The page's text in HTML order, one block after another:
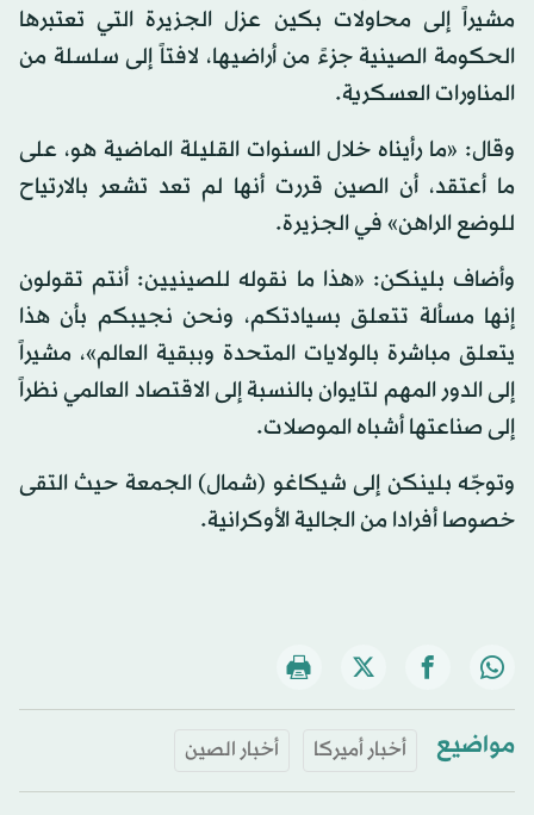
مشيراً إلى محاولات بكين عزل الجزيرة التي تعتبرها
الحكومة الصينية جزءً من أراضيها، لافتاً إلى سلسلة من
المناورات العسكرية.
وقال: «ما رأيناه خلال السنوات القليلة الماضية هو، على
ما أعتقد، أن الصين قررت أنها لم تعد تشعر بالارتياح
للوضع الراهن» في الجزيرة.
وأضاف بلينكن: «هذا ما نقوله للصينيين: أنتم تقولون
إنها مسألة تتعلق بسيادتكم، ونحن نجيبكم بأن هذا
يتعلق مباشرة بالولايات المتحدة وببقية العالم»، مشيراً
إلى الدور المهم لتايوان بالنسبة إلى الاقتصاد العالمي نظراً
إلى صناعتها أشباه الموصلات.
وتوجّه بلينكن إلى شيكاغو (شمال) الجمعة حيث التقى
خصوصا أفرادا من الجالية الأوكرانية.
مواضيع أخبار أميركا أخبار الصين